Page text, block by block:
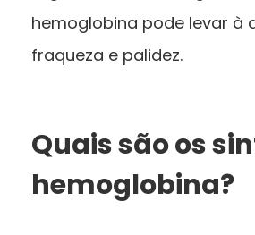
hemoglobina pode levar à
fraqueza e palidez.
Quais são os
hemoglobina?